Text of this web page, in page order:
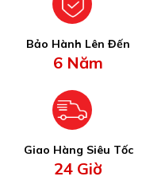
Bảo Hành Lên Đến
6 Năm
Giao Hàng Siêu Tốc
24 Giờ